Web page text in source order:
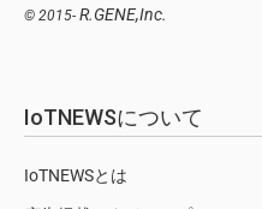
© 2015- R.GENE,Inc.
IoTNEWSについて
IoTNEWSとは